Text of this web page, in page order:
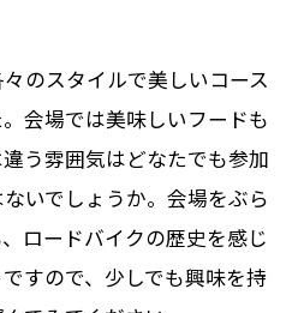
のスタイルで美しいコース
会場では美味しいフードも
う雰囲気はどなたでも参加
いでしょうか。会場をぶら
ロードバイクの歴史を感じ
すので、少しでも興味を持